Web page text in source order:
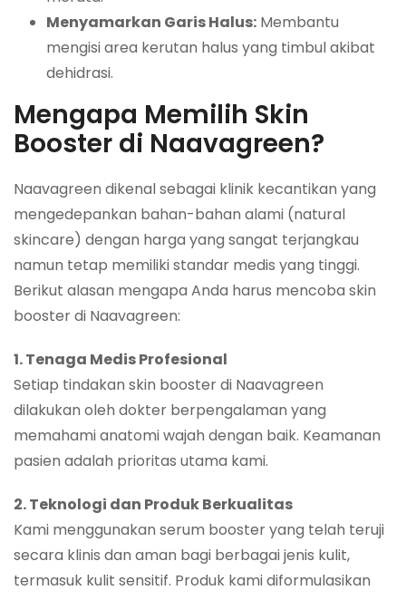
Menyamarkan Garis Halus: Membantu
mengisi area kerutan halus yang timbul akibat
dehidrasi.
Mengapa Memilih Skin
Booster di Naavagreen?
Naavagreen dikenal sebagai klinik kecantikan yang
mengedepankan bahan-bahan alami (natural
skincare) dengan harga yang sangat terjangkau
namun tetap memiliki standar medis yang tinggi.
Berikut alasan mengapa Anda harus mencoba skin
booster di Naavagreen:
1. Tenaga Medis Profesional
Setiap tindakan skin booster di Naavagreen
dilakukan oleh dokter berpengalaman yang
memahami anatomi wajah dengan baik. Keamanan
pasien adalah prioritas utama kami.
2. Teknologi dan Produk Berkualitas
Kami menggunakan serum booster yang telah teruji
secara klinis dan aman bagi berbagai jenis kulit,
termasuk kulit sensitif. Produk kami diformulasikan